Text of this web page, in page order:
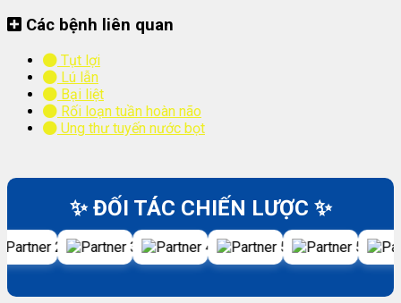
Các bệnh liên quan
Tụt lợi
Lú lẫn
Bại liệt
Rối loạn tuần hoàn não
Ung thư tuyến nước bọt
✨ ĐỐI TÁC CHIẾN LƯỢC ✨